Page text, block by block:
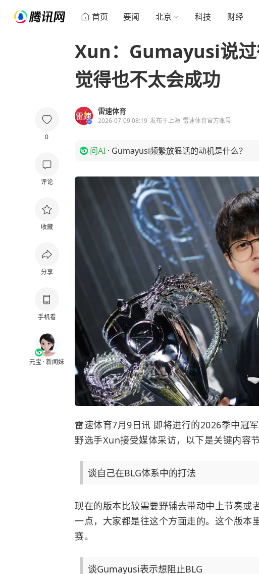
首页 要闻 北京 科技 财经
0
评论
收藏
分享
手机看
元宝 · 新闻妹
Xun：Gumayusi说过
觉得也不太会成功
雷速体育
2026-07-09 08:19 发布于上海 雷速体育官方账号
问AI · Gumayusi频繁放狠话的动机是什么？
雷速体育7月9日讯 即将进行的2026季中冠
野选手Xun接受媒体采访，以下是关键内容节
谈自己在BLG体系中的打法
现在的版本比较需要野辅去带动中上节奏或
一点，大家都是往这个方面走的。这个版本
赛。
谈Gumayusi表示想阻止BLG